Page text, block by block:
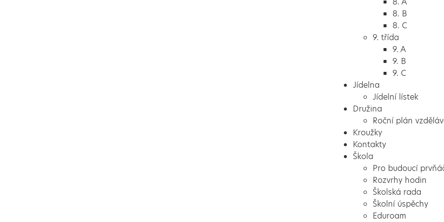
8. B
8. C
9. třída
9. A
9. B
9. C
Jídelna
Jídelní lístek
Družina
Roční plán
Kroužky
Kontakty
Škola
Pro budoucí
Rozvrhy hodin
Školská rada
Školní úspěchy
Eduroam